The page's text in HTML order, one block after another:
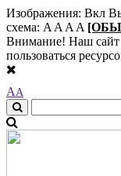
Изображения: Вкл
схема: A A A A
Внимание! Наш сайт
пользоваться
AA